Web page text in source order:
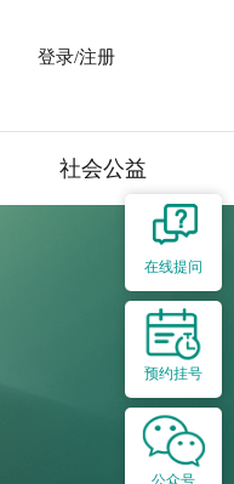
登录/注册
社会公益
在线提问
预约挂号
公众号